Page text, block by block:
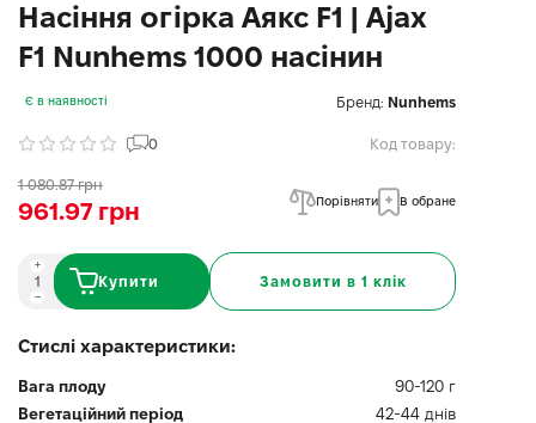
Насіння огірка Аякс F1 | Ajax
F1 Nunhems 1000 насінин
Є в наявності Бренд: Nunhems
0 Код товару:
1 080.87 грн
961.97 грн Порівняти В обране
Купити Замовити в 1 клік
Стислі характеристики:
Вага плоду
90-120 г
Вегетаційний період
42-44 днів